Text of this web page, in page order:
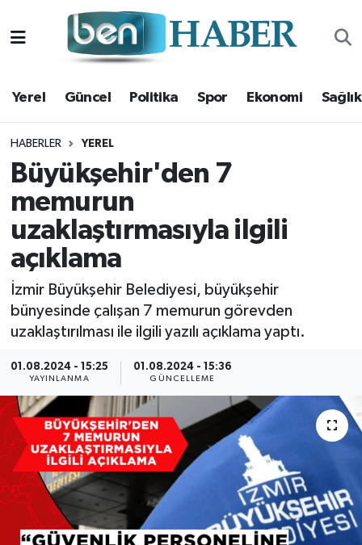
Yerel Güncel Politika Spor Ekonomi Sağlık
HABERLER YEREL
Büyükşehir'den 7
memurun
uzaklaştırmasıyla ilgili
açıklama
İzmir Büyükşehir Belediyesi, büyükşehir
bünyesinde çalışan 7 memurun görevden
uzaklaştırılması ile ilgili yazılı açıklama yaptı.
01.08.2024 - 15:25
YAYINLANMA
01.08.2024 - 15:36
GÜNCELLEME
Yerel
Güncel
Politika
Spor
Ekonomi
Sağlık
Magazin
Röportajlar
Hava Durumu
Trafik Durumu
Süper Lig Puan Durumu ve Fikstür
Tüm Manşetler
Son Dakika Haberleri
Haber Arşivi